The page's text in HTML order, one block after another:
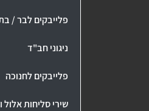
פלייבקים לבר /
ניגוני חב"ד
פלייבקים לחנוכה
שירי סליחות אלול